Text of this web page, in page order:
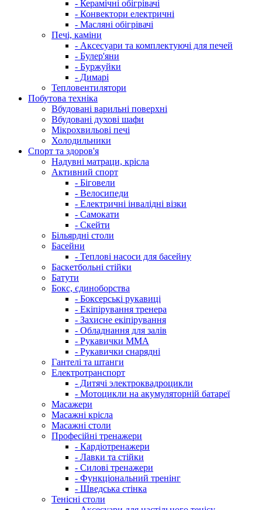
- Керамічні обігрівачі
- Конвектори електричні
- Масляні обігрівачі
Печі, каміни
- Аксесуари та комплектуючі для печей
- Булер'яни
- Буржуйки
- Димарі
Тепловентилятори
Побутова техніка
Вбудовані варильні поверхні
Вбудовані духові шафи
Мікрохвильові печі
Холодильники
Спорт та здоров'я
Надувні матраци, крісла
Активний спорт
- Біговели
- Велосипеди
- Електричні інвалідні візки
- Самокати
- Скейти
Більярдні столи
Басейни
- Теплові насоси для басейну
Баскетбольні стійки
Батути
Бокс, єдиноборства
- Боксерські рукавиці
- Екіпірування тренера
- Захисне екіпірування
- Обладнання для залів
- Рукавички ММА
- Рукавички снарядні
Гантелі та штанги
Електротранспорт
- Дитячі электроквадроцикли
- Мотоцикли на акумуляторній батареї
Масажери
Масажні крісла
Масажні столи
Професійні тренажери
- Кардіотренажери
- Лавки та стійки
- Силові тренажери
- Функціональний тренінг
- Шведська стінка
Тенісні столи